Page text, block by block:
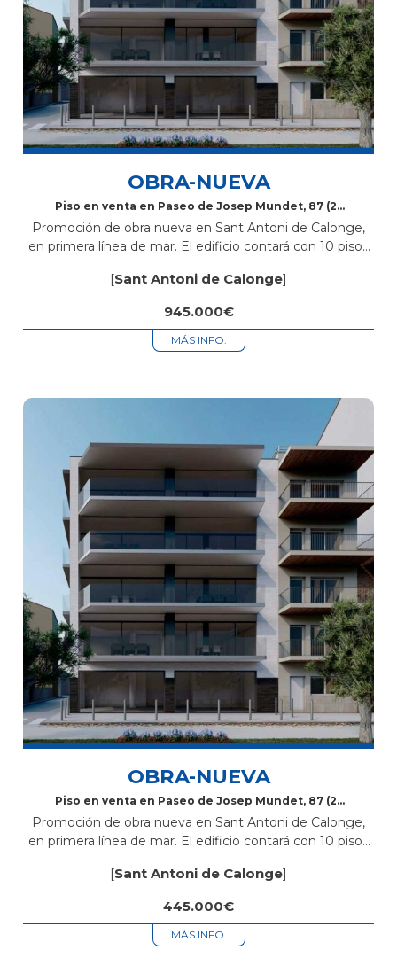
OBRA-NUEVA
Piso en venta en Paseo de Josep Mundet, 87 (2º
Promoción de obra nueva en Sant Antoni de Calonge,
en primera línea de mar. El edificio contará con 10 pisos
[Sant Antoni de Calonge]
945.000€
MÁS INFO.
OBRA-NUEVA
Piso en venta en Paseo de Josep Mundet, 87 (2º
Promoción de obra nueva en Sant Antoni de Calonge,
en primera línea de mar. El edificio contará con 10 pisos
[Sant Antoni de Calonge]
445.000€
MÁS INFO.